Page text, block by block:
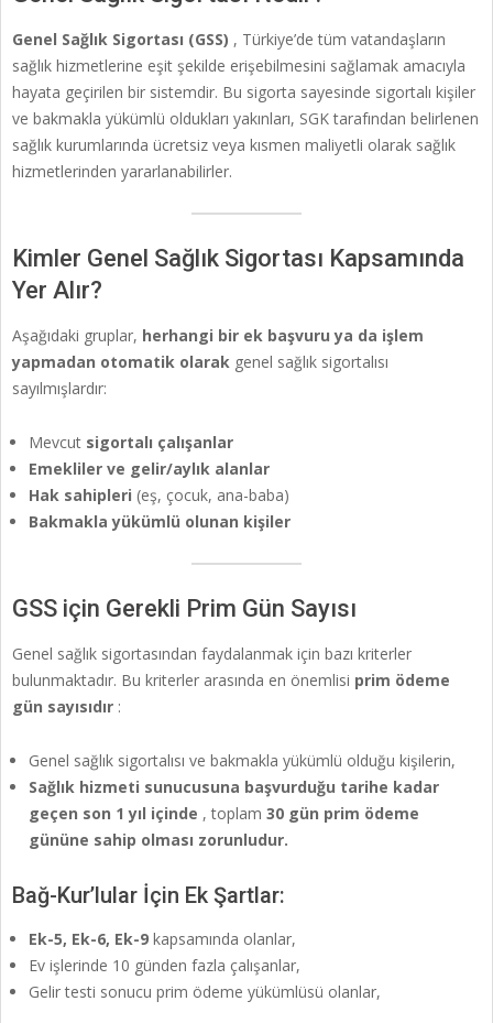
Genel Sağlık Sigortası (GSS) , Türkiye’de tüm vatandaşların
sağlık hizmetlerine eşit şekilde erişebilmesini sağlamak amacıyla
hayata geçirilen bir sistemdir. Bu sigorta sayesinde sigortalı kişiler
ve bakmakla yükümlü oldukları yakınları, SGK tarafından belirlenen
sağlık kurumlarında ücretsiz veya kısmen maliyetli olarak sağlık
hizmetlerinden yararlanabilirler.
Kimler Genel Sağlık Sigortası Kapsamında
Yer Alır?
Aşağıdaki gruplar, herhangi bir ek başvuru ya da işlem
yapmadan otomatik olarak genel sağlık sigortalısı
sayılmışlardır:
Mevcut sigortalı çalışanlar
Emekliler ve gelir/aylık alanlar
Hak sahipleri (eş, çocuk, ana-baba)
Bakmakla yükümlü olunan kişiler
GSS için Gerekli Prim Gün Sayısı
Genel sağlık sigortasından faydalanmak için bazı kriterler
bulunmaktadır. Bu kriterler arasında en önemlisi prim ödeme
gün sayısıdır :
Genel sağlık sigortalısı ve bakmakla yükümlü olduğu kişilerin,
Sağlık hizmeti sunucusuna başvurduğu tarihe kadar
geçen son 1 yıl içinde , toplam 30 gün prim ödeme
gününe sahip olması zorunludur.
Bağ-Kur’lular İçin Ek Şartlar:
Ek-5, Ek-6, Ek-9 kapsamında olanlar,
Ev işlerinde 10 günden fazla çalışanlar,
Gelir testi sonucu prim ödeme yükümlüsü olanlar,